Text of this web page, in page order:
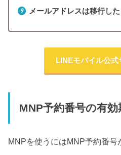
メールアドレスは移行した
LINEモバイル公
MNP予約番号の有
MNPを使うにはMNP予約番号